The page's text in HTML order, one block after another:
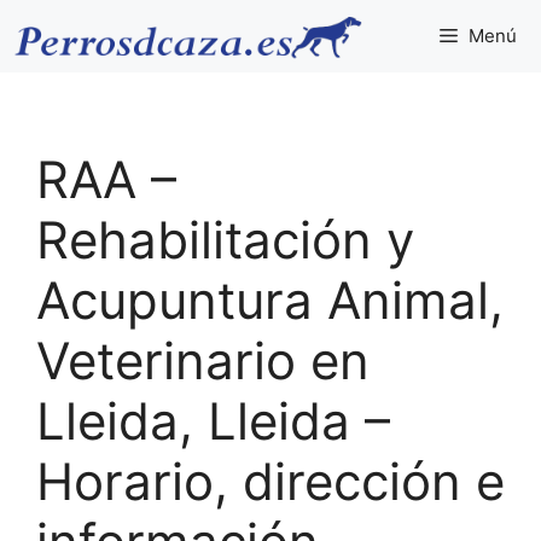
Menú
RAA –
Rehabilitación y
Acupuntura Animal,
Veterinario en
Lleida, Lleida –
Horario, dirección e